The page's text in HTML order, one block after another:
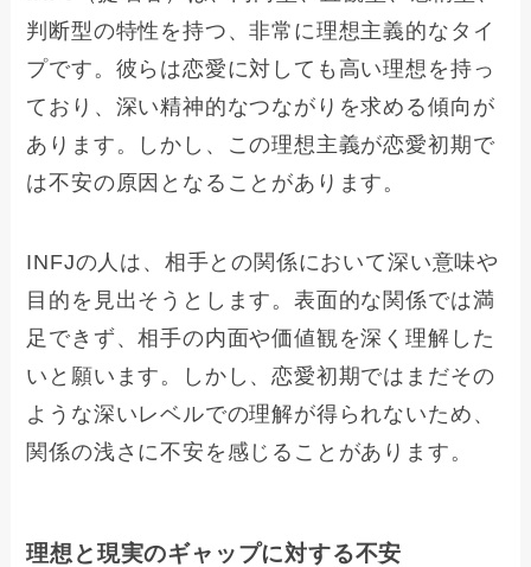
判断型の特性を持つ、非常に理想主義的なタイ
プです。彼らは恋愛に対しても高い理想を持っ
ており、深い精神的なつながりを求める傾向が
あります。しかし、この理想主義が恋愛初期で
は不安の原因となることがあります。
INFJの人は、相手との関係において深い意味や
目的を見出そうとします。表面的な関係では満
足できず、相手の内面や価値観を深く理解した
いと願います。しかし、恋愛初期ではまだその
ような深いレベルでの理解が得られないため、
関係の浅さに不安を感じることがあります。
理想と現実のギャップに対する不安